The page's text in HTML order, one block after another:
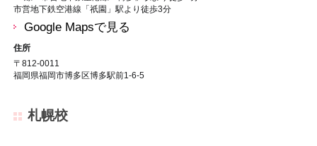
市営地下鉄空港線「祇園」駅より徒歩3分
Google Mapsで見る
住所
〒812-0011
福岡県福岡市博多区博多駅前1-6-5
札幌校